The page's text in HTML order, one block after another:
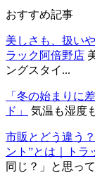
おすすめ記事
美しさも、扱い
ラック阿倍野店
ングスタイ...
「冬の始まりに
ド」
気温も湿度
市販とどう違う
ント”とは｜トラ
同じ？」と思っ